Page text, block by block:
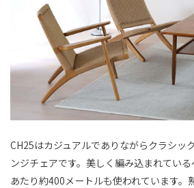
CH25はカジュアルでありながらクラシッ
ンジチェアです。美しく編み込まれてい
あたり約400メートルも使われています。